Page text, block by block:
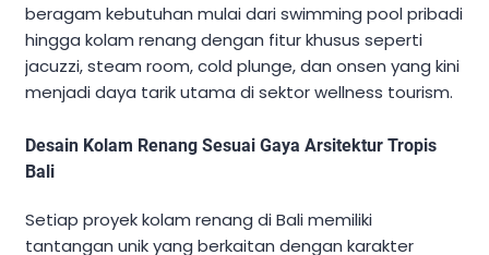
beragam kebutuhan mulai dari swimming pool pribadi
hingga kolam renang dengan fitur khusus seperti
jacuzzi, steam room, cold plunge, dan onsen yang kini
menjadi daya tarik utama di sektor wellness tourism.
Desain Kolam Renang Sesuai Gaya Arsitektur Tropis
Bali
Setiap proyek kolam renang di Bali memiliki
tantangan unik yang berkaitan dengan karakter